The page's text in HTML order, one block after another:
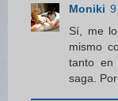
Moniki
Sí, me
mismo
tanto en
saga.